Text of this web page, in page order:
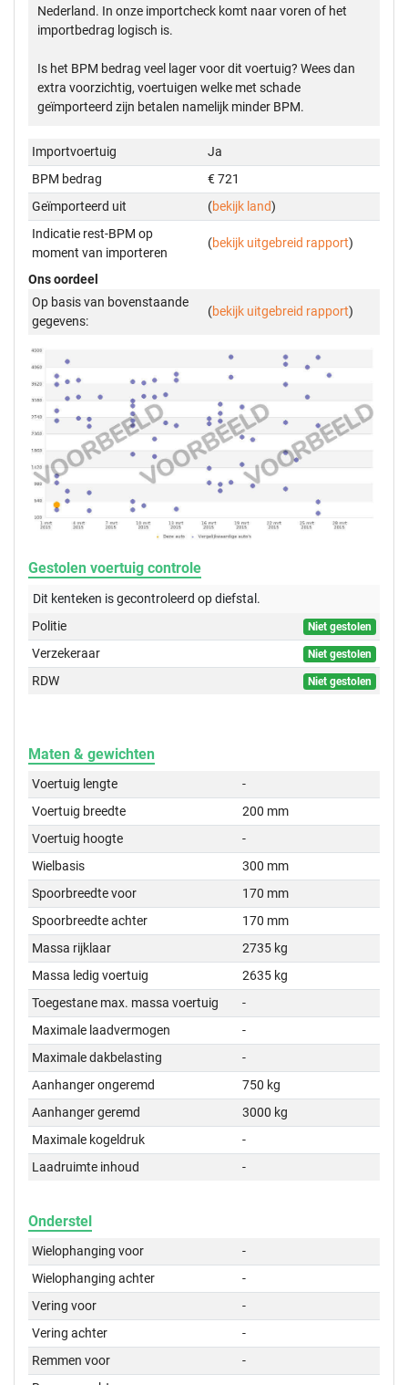
Nederland. In onze importcheck komt naar voren of het
importbedrag logisch is.
Is het BPM bedrag veel lager voor dit voertuig? Wees dan
extra voorzichtig, voertuigen welke met schade
geïmporteerd zijn betalen namelijk minder BPM.
Importvoertuig
Ja
BPM bedrag
€ 721
Geïmporteerd uit
(bekijk land)
Indicatie rest-BPM op
moment van importeren
(bekijk uitgebreid rapport)
Ons oordeel
Op basis van bovenstaande
gegevens:
(bekijk uitgebreid rapport)
Gestolen voertuig controle
Dit kenteken is gecontroleerd opdiefstal.
Politie
Niet gestolen
Verzekeraar Niet gestolen
RDW Niet gestolen
Maten & gewichten
Voertuig lengte
-
Voertuig breedte
200 mm
Voertuig hoogte
-
Wielbasis
300 mm
Spoorbreedte voor
170 mm
Spoorbreedte achter
170 mm
Massa rijklaar
2735 kg
Massa ledig voertuig
2635 kg
Toegestane max. massa voertuig
-
Maximale laadvermogen
-
Maximale dakbelasting
-
Aanhanger ongeremd
750 kg
Aanhanger geremd
3000 kg
Maximale kogeldruk
-
Laadruimte inhoud
-
Onderstel
Wielophanging voor
-
Wielophanging achter
-
Vering voor
-
Vering achter
-
Remmen voor
-